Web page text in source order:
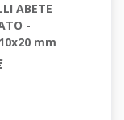
ABETE
-
mm